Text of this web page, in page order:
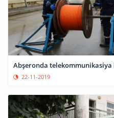
Abşeronda
22-11-2019